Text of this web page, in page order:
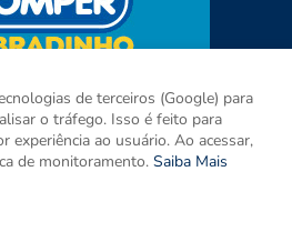
de terceiros (Google) para
o tráfego. Isso é feito para
experiência ao usuário. Ao acessar,
de monitoramento. Saiba Mais